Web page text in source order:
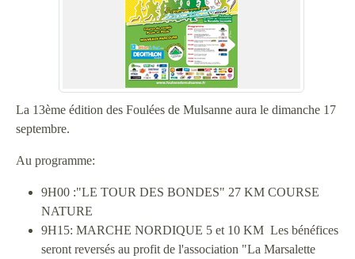
La 13ème édition des Foulées de Mulsanne aura le dimanche 17
septembre.
Au programme:
9H00 :"LE TOUR DES BONDES" 27 KM COURSE
NATURE
9H15: MARCHE NORDIQUE 5 et 10 KM Les bénéfices
seront reversés au profit de l'association "La Marsalette